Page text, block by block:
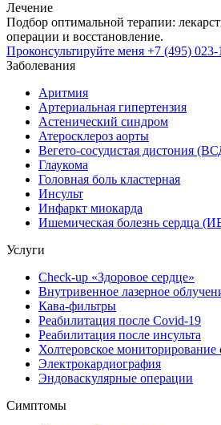
Лечение
Подбор оптимальной терапии:
операции и восстановление.
Проконсультируйте меня +7 (495) 023-
Заболевания
Аритмия
Артериальная гипертензия
Астенический синдром
Атеросклероз аорты
Вегето-сосудистая дистония
Глаукома
Головная боль кластерная
Инсульт
Инфаркт миокарда
Ишемическая болезнь сердца
Услуги
Check-up «Здоровое сердце»
Внутривенное лазерное
Кава-фильтры
Реабилитация после Covid-19
Реабилитация после инсульта
Холтеровское мониторирование
Электрокардиография
Эндоваскулярные операции
Симптомы